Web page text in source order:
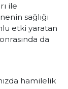
ile
sağlığı
etki yaratan
da
hamilelik